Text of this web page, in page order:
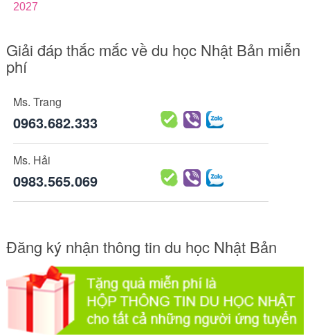
2027
Giải đáp thắc mắc về du học Nhật Bản miễn
phí
Ms. Trang
0963.682.333
Ms. Hải
0983.565.069
Đăng ký nhận thông tin du học Nhật Bản